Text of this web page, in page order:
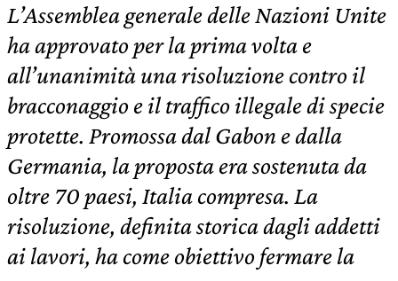
L’Assemblea generale delle Nazioni Unite
ha approvato per la prima volta e
all’unanimità una risoluzione contro il
bracconaggio e il traffico illegale di specie
protette. Promossa dal Gabon e dalla
Germania, la proposta era sostenuta da
oltre 70 paesi, Italia compresa. La
risoluzione, definita storica dagli addetti
ai lavori, ha come obiettivo fermare la